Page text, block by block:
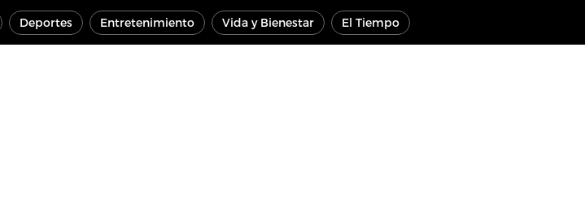
Deportes Entretenimiento Vida y Bienestar El Tiempo